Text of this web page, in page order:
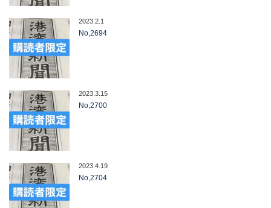
2023.2.1
No,2694
2023.3.15
No,2700
2023.4.19
No,2704